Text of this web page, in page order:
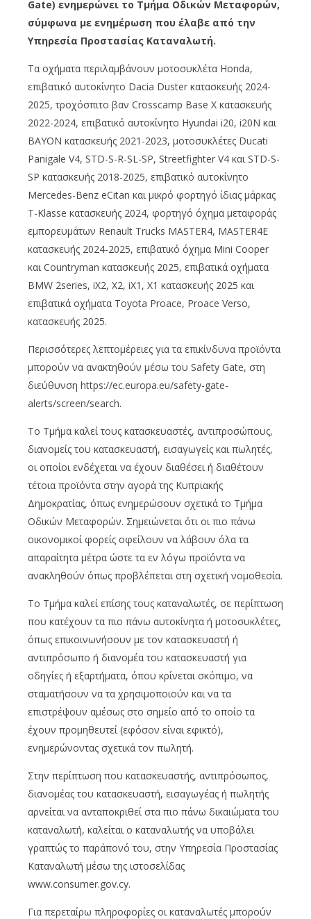
Gate) ενημερώνει το Τμήμα Οδικών Μεταφορών,
σύμφωνα με ενημέρωση που έλαβε από την
Υπηρεσία Προστασίας Καταναλωτή.
Τα οχήματα περιλαμβάνουν μοτοσυκλέτα Honda,
επιβατικό αυτοκίνητο Dacia Duster κατασκευής 2024-
2025, τροχόσπιτο βαν Crosscamp Base X κατασκευής
2022-2024, επιβατικό αυτοκίνητο Hyundai i20, i20N και
BAYON κατασκευής 2021-2023, μοτοσυκλέτες Ducati
Panigale V4, STD-S-R-SL-SP, Streetfighter V4 και STD-S-
SP κατασκευής 2018-2025, επιβατικό αυτοκίνητο
Mercedes-Benz eCitan και μικρό φορτηγό ίδιας μάρκας
T-Klasse κατασκευής 2024, φορτηγό όχημα μεταφοράς
εμπορευμάτων Renault Trucks MASTER4, MASTER4E
κατασκευής 2024-2025, επιβατικό όχημα Mini Cooper
και Countryman κατασκευής 2025, επιβατικά οχήματα
BMW 2series, iX2, X2, iX1, X1 κατασκευής 2025 και
επιβατικά οχήματα Toyota Proace, Proace Verso,
κατασκευής 2025.
Περισσότερες λεπτομέρειες για τα επικίνδυνα προϊόντα
μπορούν να ανακτηθούν μέσω του Safety Gate, στη
διεύθυνση https://ec.europa.eu/safety-gate-
alerts/screen/search.
Το Τμήμα καλεί τους κατασκευαστές, αντιπροσώπους,
διανομείς του κατασκευαστή, εισαγωγείς και πωλητές,
οι οποίοι ενδέχεται να έχουν διαθέσει ή διαθέτουν
τέτοια προϊόντα στην αγορά της Κυπριακής
Δημοκρατίας, όπως ενημερώσουν σχετικά το Τμήμα
Οδικών Μεταφορών. Σημειώνεται ότι οι πιο πάνω
οικονομικοί φορείς οφείλουν να λάβουν όλα τα
απαραίτητα μέτρα ώστε τα εν λόγω προϊόντα να
ανακληθούν όπως προβλέπεται στη σχετική νομοθεσία.
Το Τμήμα καλεί επίσης τους καταναλωτές, σε περίπτωση
που κατέχουν τα πιο πάνω αυτοκίνητα ή μοτοσυκλέτες,
όπως επικοινωνήσουν με τον κατασκευαστή ή
αντιπρόσωπο ή διανομέα του κατασκευαστή για
οδηγίες ή εξαρτήματα, όπου κρίνεται σκόπιμο, να
σταματήσουν να τα χρησιμοποιούν και να τα
επιστρέψουν αμέσως στο σημείο από το οποίο τα
έχουν προμηθευτεί (εφόσον είναι εφικτό),
ενημερώνοντας σχετικά τον πωλητή.
Στην περίπτωση που κατασκευαστής, αντιπρόσωπος,
διανομέας του κατασκευαστή, εισαγωγέας ή πωλητής
αρνείται να ανταποκριθεί στα πιο πάνω δικαιώματα του
καταναλωτή, καλείται ο καταναλωτής να υποβάλει
γραπτώς το παράπονό του, στην Υπηρεσία Προστασίας
Καταναλωτή μέσω της ιστοσελίδας
www.consumer.gov.cy.
Για περεταίρω πληροφορίες οι καταναλωτές μπορούν